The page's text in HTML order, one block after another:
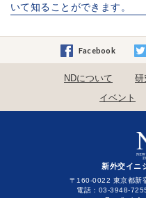
いて知ることができます。
Facebook
NDについて 研
イベント
新外交イニ
〒160-0022 東京都新
電話：03-3948-